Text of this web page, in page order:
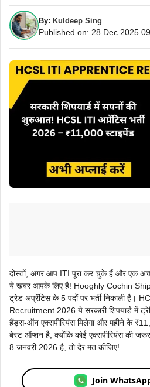
By: Kuldeep Sing
Published on: 28 Dec 2025
दोस्तों, अगर आप ITI पूरा कर चुके हैं और एक
ये खबर आपके लिए है! Hooghly Cochin
ट्रेड अप्रेंटिस के 5 पदों पर भर्ती निकाली है।
Recruitment 2026 ये सरकारी शिपयार्ड में
हैंड्स-ऑन एक्सपीरियंस मिलेगा और महीने के
बेस्ट ऑप्शन है, क्योंकि कोई एक्सपीरियंस की
8 जनवरी 2026 है, तो देर मत कीजिए!
Join